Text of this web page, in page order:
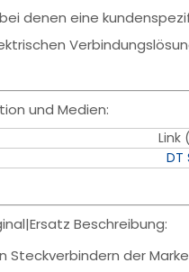
denen eine
und Medien:
Link
DT
Beschreibung:
Steckverbindern der